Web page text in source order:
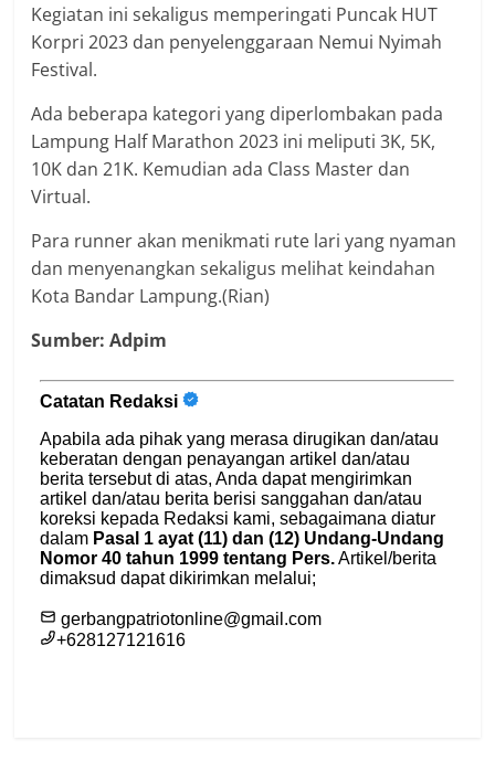
Kegiatan ini sekaligus memperingati Puncak HUT
Korpri 2023 dan penyelenggaraan Nemui Nyimah
Festival.
Ada beberapa kategori yang diperlombakan pada
Lampung Half Marathon 2023 ini meliputi 3K, 5K,
10K dan 21K. Kemudian ada Class Master dan
Virtual.
Para runner akan menikmati rute lari yang nyaman
dan menyenangkan sekaligus melihat keindahan
Kota Bandar Lampung.(Rian)
Sumber: Adpim